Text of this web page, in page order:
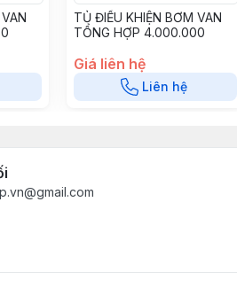
TỦ ĐIỀU KHIỆN BƠM VAN
TỔNG HỢP 4.000.000
Giá liên hệ
Liên hệ